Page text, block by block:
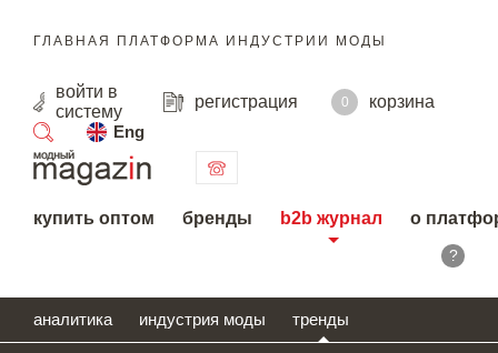
ГЛАВНАЯ ПЛАТФОРМА ИНДУСТРИИ МОДЫ
войти в
систему
регистрация 0
корзина
Eng
поиск
купить оптом бренды b2b журнал о
?
аналитика индустрия моды тренды